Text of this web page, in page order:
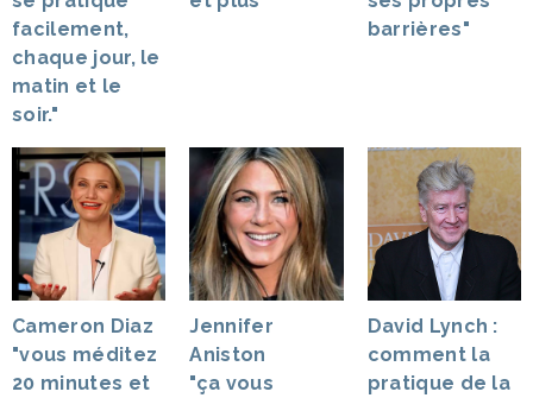
facilement,
chaque jour, le
matin et le
soir."
barrières"
Cameron Diaz
"vous méditez
20 minutes et
Jennifer
Aniston
"ça vous
David Lynch :
comment la
pratique de la